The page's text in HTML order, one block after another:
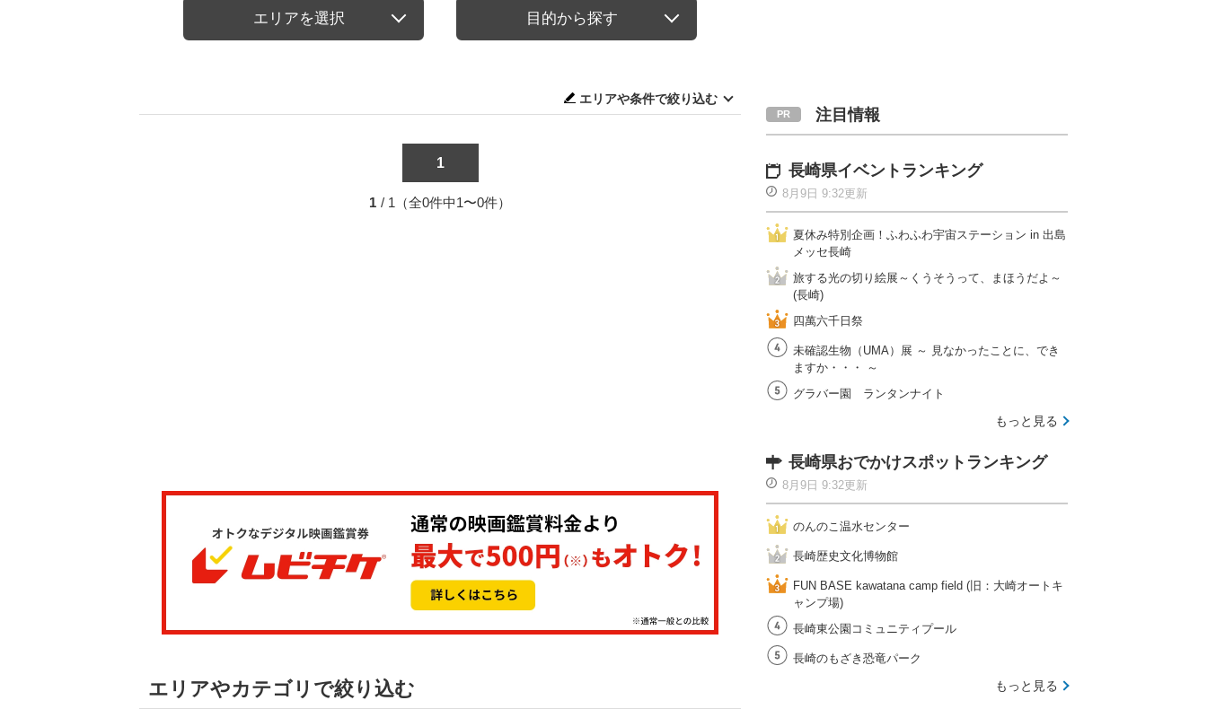
エリアを選択 目的から探す
エリアや条件で絞り込む
1
1 / 1（全0件中1〜0件）
エリアやカテゴリで絞り込む
注目情報
長崎県イベントランキング
8月9日 9:32更新
夏休み特別企画！ふわふわ宇宙ステーション in 出島
メッセ長崎
旅する光の切り絵展～くうそうって、まほうだよ～
(長崎)
四萬六千日祭
未確認生物（UMA）展 ～ 見なかったことに、でき
ますか・・・ ～
グラバー園 ランタンナイト
もっと見る
長崎県おでかけスポットランキング
8月9日 9:32更新
のんのこ温水センター
長崎歴史文化博物館
FUN BASE kawatana camp field (旧：大崎オートキ
ャンプ場)
長崎東公園コミュニティプール
長崎のもざき恐竜パーク
もっと見る